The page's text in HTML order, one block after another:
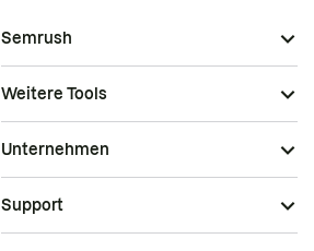
Semrush
Weitere Tools
Unternehmen
Support